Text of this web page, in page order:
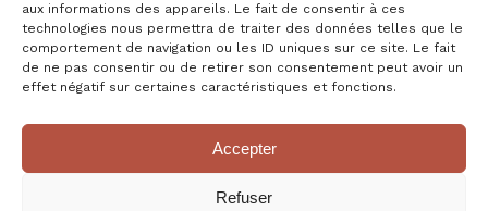
aux informations des appareils. Le fait de consentir à ces
technologies nous permettra de traiter des données telles que le
comportement de navigation ou les ID uniques sur ce site. Le fait
de ne pas consentir ou de retirer son consentement peut avoir un
effet négatif sur certaines caractéristiques et fonctions.
Accepter
Refuser
Au Coin des Délices
4.5
Basé sur 75 avis
powered byGoogle